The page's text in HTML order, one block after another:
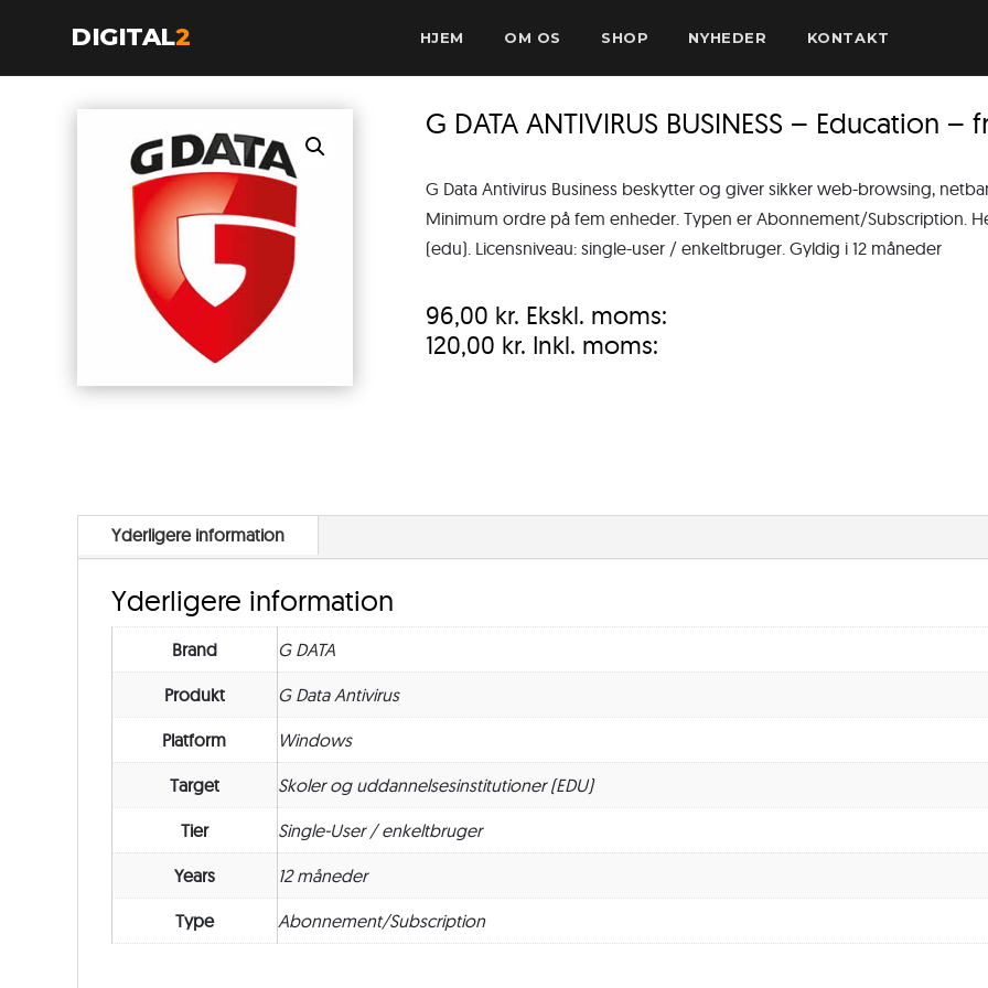
DIGITAL2 HJEM OM OS SHOP NYHEDER KONTAKT
G DATA ANTIVIRUS BUSINESS – Education
G Data Antivirus Business beskytter og giver sikker web-browsing,
Minimum ordre på fem enheder. Typen er Abonnement/Subscription.
(edu). Licensniveau: single-user / enkeltbruger. Gyldig i 12 måneder
96,00 kr. Ekskl. moms:
120,00 kr. Inkl. moms:
Yderligere information
Yderligere information
Brand G DATA
Produkt G Data Antivirus
Platform Windows
Target Skoler og uddannelsesinstitutioner (EDU)
Tier Single-User / enkeltbruger
Years 12 måneder
Type Abonnement/Subscription